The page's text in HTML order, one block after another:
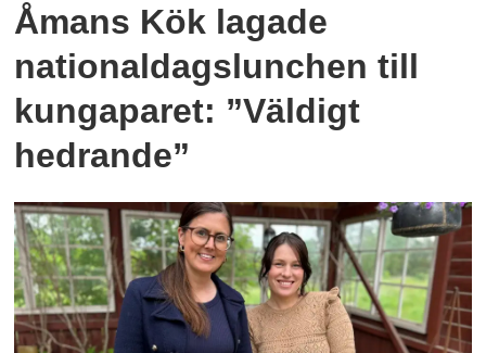
Åmans Kök lagade
nationaldagslunchen till
kungaparet: ”Väldigt
hedrande”